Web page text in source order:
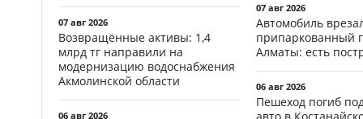
07 авг 2026
Возвращённые активы: 1,4
млрд тг направили на
модернизацию водоснабжения
Акмолинской области
06 авг 2026
07 авг 2026
Автомобиль
припаркованный
Алматы: есть
06 авг 2026
Пешеход погиб